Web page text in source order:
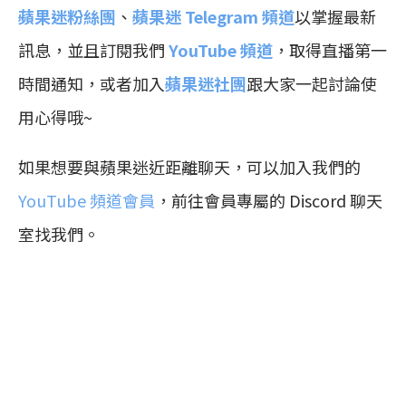
蘋果迷粉絲團 、 蘋果迷 Telegram 頻道以掌握最新
訊息，並且訂閱我們YouTube 頻道 ，取得直播第一
時間通知，或者加入蘋果迷社團跟大家一起討論使
用心得哦~
如果想要與蘋果迷近距離聊天，可以加入我們的
YouTube 頻道會員 ，前往會員專屬的 Discord 聊天
室找我們。